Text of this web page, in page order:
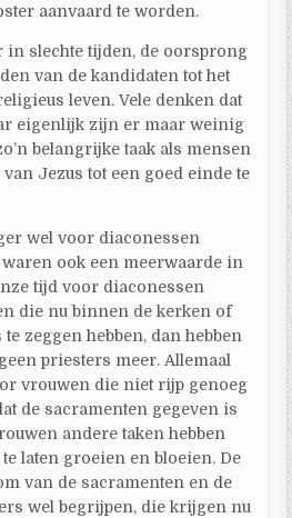
aanvaard te worden.
in slechte tijden, de oorsprong
van de kandidaten tot het
leven. Vele denken dat
eigenlijk zijn er maar weinig
belangrijke taak als mensen
Jezus tot een goed einde te
wel voor diaconessen
ook een meerwaarde in
tijd voor diaconessen
die nu binnen de kerken of
zeggen hebben, dan hebben
priesters meer. Allemaal
vrouwen die niet rijp genoeg
de sacramenten gegeven is
andere taken hebben
laten groeien en bloeien. De
van de sacramenten en de
wel begrijpen, die krijgen nu